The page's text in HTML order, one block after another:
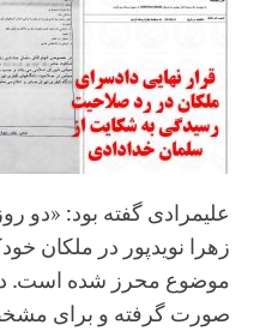
علیمرادی گفته بود: «دو
زهرا نویدپور در ملکان
موضوع محرز شده است.
صورت گرفته و برای